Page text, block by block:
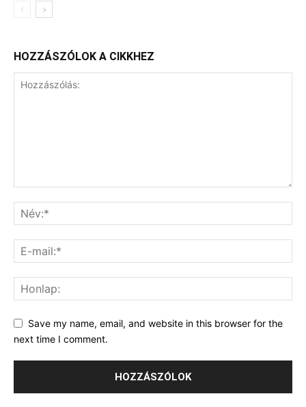
HOZZÁSZÓLOK A CIKKHEZ
Save my name, email, and website in this browser for the
next time I comment.